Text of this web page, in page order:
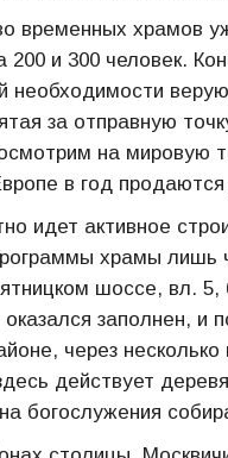
временных храмов
и 300 человек.
необходимости
за отправную
на мировую
в год
идет активное
храмы лишь
шоссе, вл. 5,
заполнен,
через
действует
богослужения